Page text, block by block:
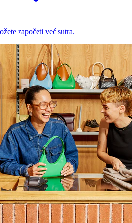
započeti već sutra.